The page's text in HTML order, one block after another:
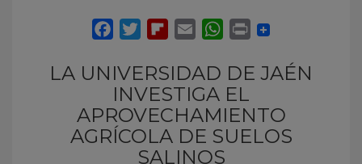
LA UNIVERSIDAD DE JAÉN
INVESTIGA EL
APROVECHAMIENTO
AGRÍCOLA DE SUELOS
SALINOS